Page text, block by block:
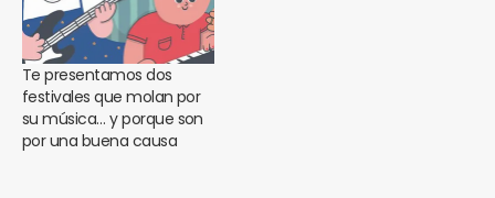
Te presentamos dos
festivales que molan por
su música… y porque son
por una buena causa